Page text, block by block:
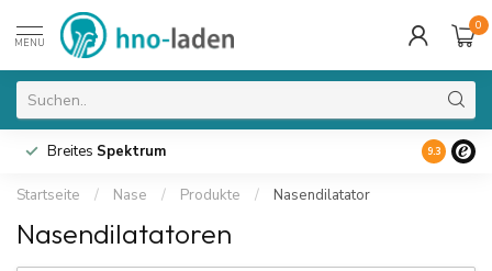
MENU
0
Breites Spektrum 9.3
Startseite / Nase / Produkte / Nasendilatator
Nasendilatatoren